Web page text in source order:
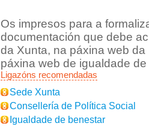
Os impresos para a
documentación que debe
da Xunta, na páxina web
páxina web de igualdade
Ligazóns recomendadas
Sede Xunta
Consellería de Política Social
Igualdade de benestar